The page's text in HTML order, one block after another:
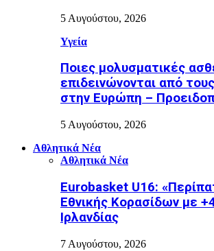
5 Αυγούστου, 2026
Υγεία
Ποιες μολυσματικές
επιδεινώνονται από
στην Ευρώπη –
5 Αυγούστου, 2026
Αθλητικά Νέα
Αθλητικά Νέα
Eurobasket U16:
Εθνικής Κορασίδων με
Ιρλανδίας
7 Αυγούστου, 2026